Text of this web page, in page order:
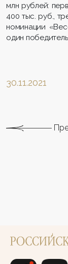
млн рублей:
400 тыс. руб.,
номинации
один
30.11.2021